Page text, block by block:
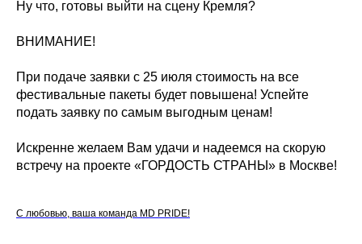
Ну что, готовы выйти на сцену Кремля?
ВНИМАНИЕ!
При подаче заявки с 25 июля стоимость на все
фестивальные пакеты будет повышена! Успейте
подать заявку по самым выгодным ценам!
Искренне желаем Вам удачи и надеемся на скорую
встречу на проекте «ГОРДОСТЬ СТРАНЫ» в Москве!
С любовью, ваша команда MD PRIDE!